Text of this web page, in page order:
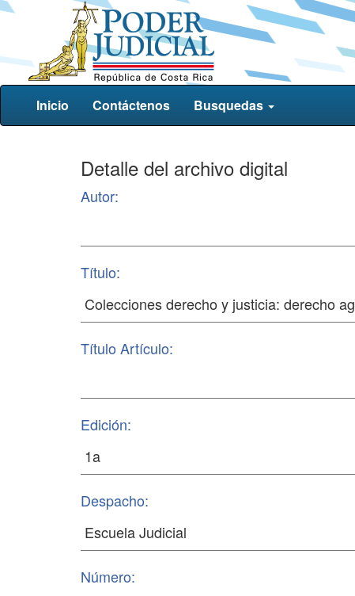
Inicio Contáctenos Busquedas
Detalle del archivo digital
Autor:
Título:
Título Artículo:
Edición:
Despacho:
Número: